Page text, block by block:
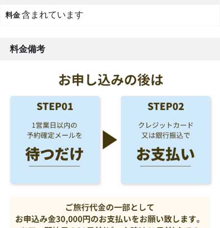
含まれています
料金備考